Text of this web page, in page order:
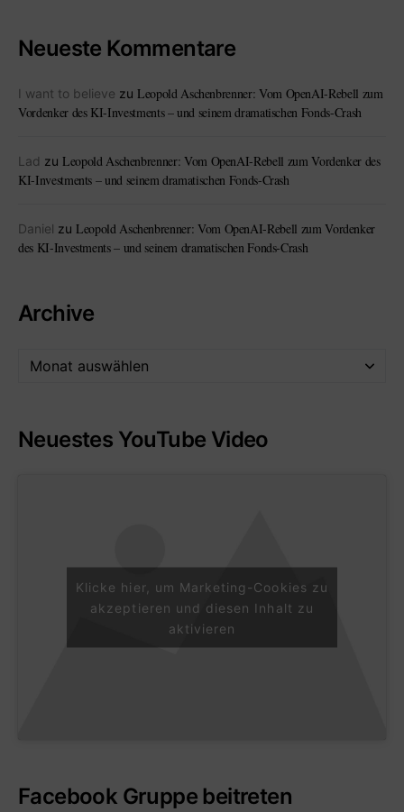
Neueste Kommentare
I want to believe zu Leopold Aschenbrenner: Vom OpenAI-Rebell zum
Vordenker des KI-Investments – und seinem dramatischen Fonds-Crash
Lad zu Leopold Aschenbrenner: Vom OpenAI-Rebell zum Vordenker des
KI-Investments – und seinem dramatischen Fonds-Crash
Daniel zu Leopold Aschenbrenner: Vom OpenAI-Rebell zum Vordenker
des KI-Investments – und seinem dramatischen Fonds-Crash
Archive
Neuestes YouTube Video
Klicke hier, um Marketing-Cookies zu
akzeptieren und diesen Inhalt zu
aktivieren
Facebook Gruppe beitreten